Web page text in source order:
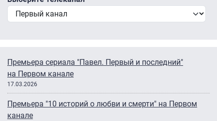
Премьера сериала "Павел. Первый и последний"
на Первом канале
17.03.2026
Премьера "10 историй о любви и смерти" на Первом
канале